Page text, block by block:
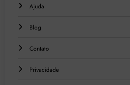
Ajuda
Blog
Contato
Privacidade